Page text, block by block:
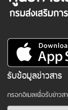
รับข้อมูลข่าวสาร
กรอกอีเมลเพื่อรับข่าวส